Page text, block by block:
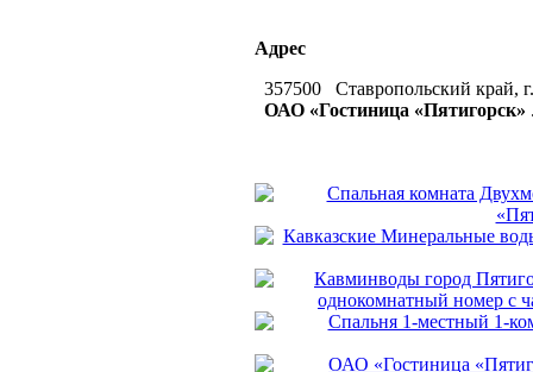
Адрес
357500 Ставропольский край,
ОАО «Гостиница «Пятигорск»